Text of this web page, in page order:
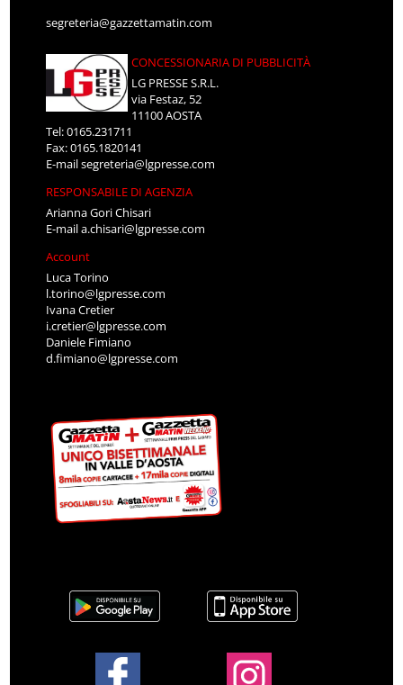
segreteria@gazzettamatin.com
CONCESSIONARIA DI PUBBLICITÀ
LG PRESSE S.R.L.
via Festaz, 52
11100 AOSTA
Tel: 0165.231711
Fax: 0165.1820141
E-mailsegreteria@lgpresse.com
RESPONSABILE DI AGENZIA
Arianna Gori Chisari
E-maila.chisari@lgpresse.com
Account
Luca Torino
l.torino@lgpresse.com
Ivana Cretier
i.cretier@lgpresse.com
Daniele Fimiano
d.fimiano@lgpresse.com